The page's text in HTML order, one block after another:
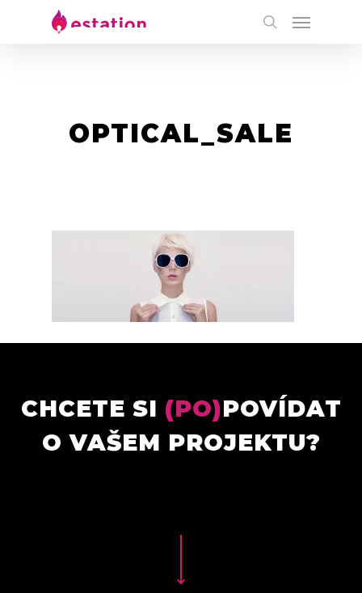
OPTICAL_SALE
CHCETE SI (PO)POVÍDAT
O VAŠEM PROJEKTU?